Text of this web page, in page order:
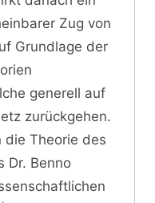
Zug von
Grundlage der
generell auf
zurückgehen.
die Theorie des
Dr. Benno